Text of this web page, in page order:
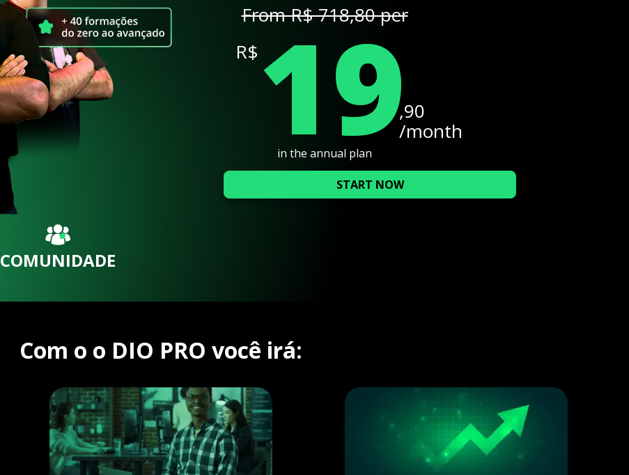
COMUNIDADE
From R$ 718,80 per
R$ 19,90
/month
in the annual plan
START NOW
Com o o DIO PRO você irá: